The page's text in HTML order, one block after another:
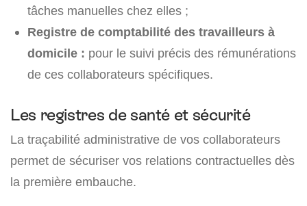
tâches manuelles chez elles ;
Registre de comptabilité des travailleurs à
domicile : pour le suivi précis des rémunérations
de ces collaborateurs spécifiques.
Les registres de santé et sécurité
La traçabilité administrative de vos collaborateurs
permet de sécuriser vos relations contractuelles dès
la première embauche.